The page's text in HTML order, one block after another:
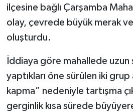
ilçesine bağlı Çarşamba
olay, çevrede büyük merak
oluşturdu.
İddiaya göre mahallede
yaptıkları öne sürülen iki grup
kapma” nedeniyle tartışma
gerginlik kısa sürede
TEKNOLOJİ
KÜLTÜR SANAT